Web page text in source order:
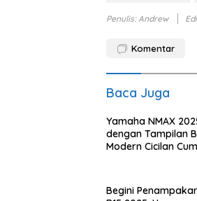
Penulis: Andrew
Komentar
Baca Juga
Yamaha NMAX
dengan Tampilan
Modern Cicilan
Begini